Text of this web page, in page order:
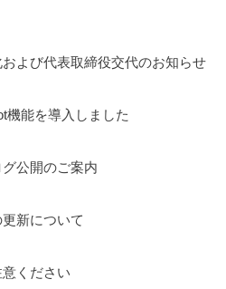
および代表取締役交代のお知らせ
機能を導入しました
グ公開のご案内
新について
意ください